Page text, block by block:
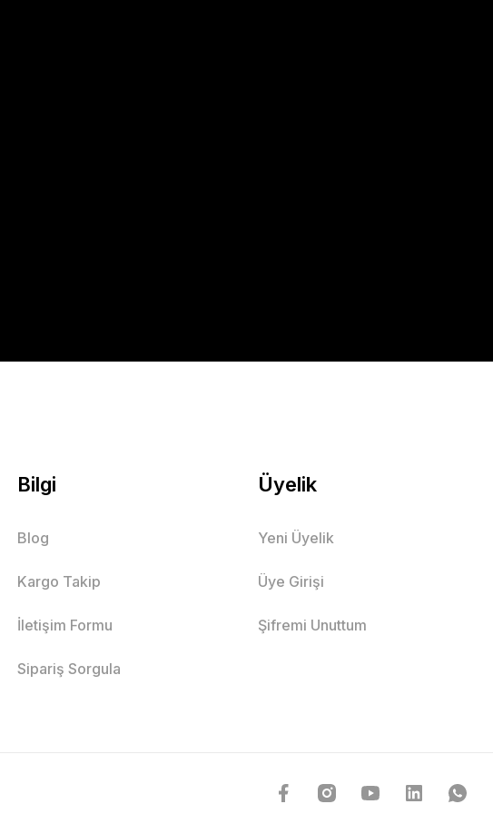
Bilgi
Blog
Kargo Takip
İletişim Formu
Sipariş Sorgula
Üyelik
Yeni Üyelik
Üye Girişi
Şifremi Unuttum